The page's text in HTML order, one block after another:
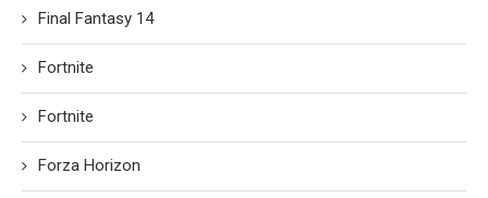
Final Fantasy 14
Fortnite
Fortnite
Forza Horizon